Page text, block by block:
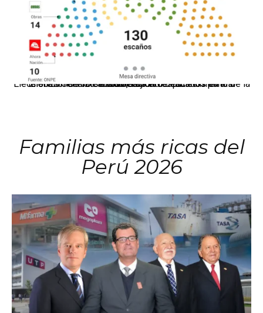
El JNE oficializó la distribución de escaños para la elección de 60 senadores y 130 diputados en las Elecciones Generales 2026, tras el restablecimiento de la Bicameralidad.
Familias más ricas del
Perú 2026